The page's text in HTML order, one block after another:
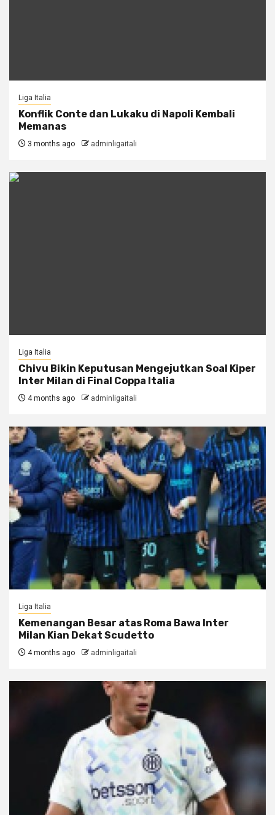
Liga Italia
Konflik Conte dan Lukaku di Napoli Kembali
Memanas
3 months ago adminligaitali
Liga Italia
Chivu Bikin Keputusan Mengejutkan Soal Kiper
Inter Milan di Final Coppa Italia
4 months ago adminligaitali
Liga Italia
Kemenangan Besar atas Roma Bawa Inter
Milan Kian Dekat Scudetto
4 months ago adminligaitali